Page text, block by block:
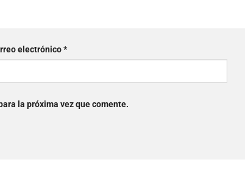
electrónico*
la próxima vez que comente.